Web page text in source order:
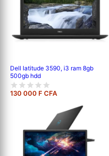
Dell latitude 3590, i3 ram 8gb
500gb hdd
130 000 F CFA